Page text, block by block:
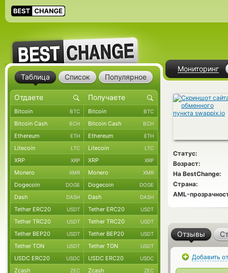
Мониторинг
Статус:
Возраст:
На BestChange:
Страна:
AML-
Отзывы
Добавить
Таблица Список Популярное
Bitcoin BTC Bitcoin BTC
Bitcoin Cash BCH Bitcoin Cash BCH
Ethereum ETH Ethereum ETH
Litecoin LTC Litecoin LTC
XRP XRP XRP XRP
Monero XMR Monero XMR
Dogecoin DOGE Dogecoin DOGE
Dash DASH Dash DASH
Tether ERC20 USDT Tether ERC20 USDT
Tether TRC20 USDT Tether TRC20 USDT
Tether BEP20 USDT Tether BEP20 USDT
Tether TON USDT Tether TON USDT
USDC ERC20 USDC USDC ERC20 USDC
Zcash ZEC Zcash ZEC